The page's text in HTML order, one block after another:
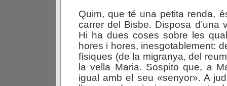
Quim, que té una petita renda,
carrer del Bisbe. Disposa d’una
Hi ha dues coses sobre les
hores i hores, inesgotablement:
físiques (de la migranya, del
la vella Maria. Sospito que, a
igual amb el seu «senyor». A